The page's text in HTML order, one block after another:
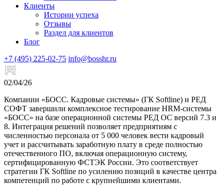
Клиенты
Истории успеха
Отзывы
Раздел для клиентов
Блог
+7 (495) 225-02-75 info@bosshr.ru
02/04/26
Компании «БОСС. Кадровые системы» (ГК Softline) и РЕД
СОФТ завершили комплексное тестирование HRM-системы
«БОСС» на базе операционной системы РЕД ОС версий 7.3 и
8. Интеграция решений позволяет предприятиям с
численностью персонала от 5 000 человек вести кадровый
учет и рассчитывать заработную плату в среде полностью
отечественного ПО, включая операционную систему,
сертифицированную ФСТЭК России. Это соответствует
стратегии ГК Softline по усилению позиций в качестве центра
компетенций по работе с крупнейшими клиентами.